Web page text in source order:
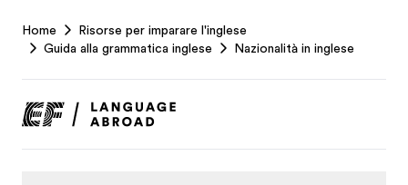
Footer
Home
Risorse per imparare l'inglese
Guida alla grammatica inglese
Nazionalità in inglese